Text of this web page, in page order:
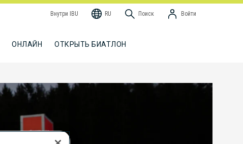
Внутри IBU RU Поиск Войти
ОНЛАЙН ОТКРЫТЬ БИАТЛОН